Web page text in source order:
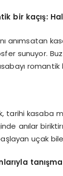
bir kaçış:
anımsatan
sunuyor.
tarihi kasaba
anılar
uçak